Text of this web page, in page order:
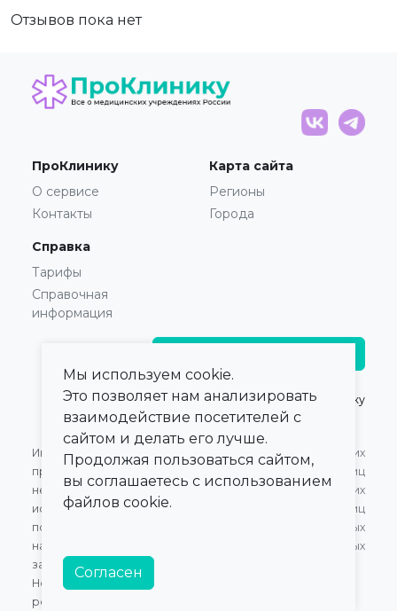
Отзывов пока нет
ПроКлинику
О сервисе
Контакты
Карта сайта
Регионы
Города
Справка
Тарифы
Справочная
информация
© 2021 — 2026,ПроКлинику
Информация,
представленная на сайте,
не может быть
использована для
постановки диагноза,
назначения лечения и не
заменяет прием врача.
Номер в Едином Реестре
российского ПО:
Оферта для Юридических
лиц
Оферта для Физических
лиц
Обработка персональных
данных
Мы используем cookie.
Это позволяет нам анализировать
взаимодействие посетителей с
сайтом и делать его лучше.
Продолжая пользоваться сайтом,
вы соглашаетесь с использованием
файлов cookie.
Согласен